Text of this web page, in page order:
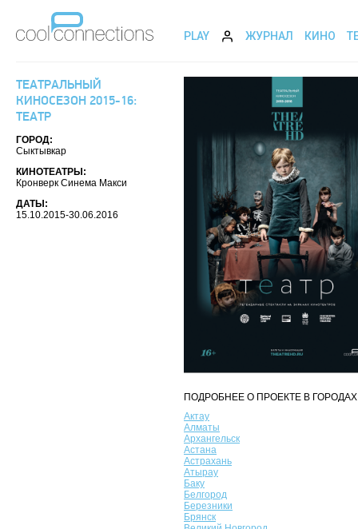
PLAY ЖУРНАЛ КИНО
ТЕАТРАЛЬНЫЙ
КИНОСЕЗОН 2015-16:
ТЕАТР
ГОРОД:
Сыктывкар
КИНОТЕАТРЫ:
Кронверк Синема Макси
ДАТЫ:
15.10.2015-30.06.2016
ПОДРОБНЕЕ О ПРОЕКТЕ В
Актау
Алматы
Архангельск
Астана
Астрахань
Атырау
Баку
Белгород
Березники
Брянск